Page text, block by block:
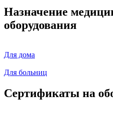
Назначение
оборудования
Для дома
Для больниц
Сертификаты на